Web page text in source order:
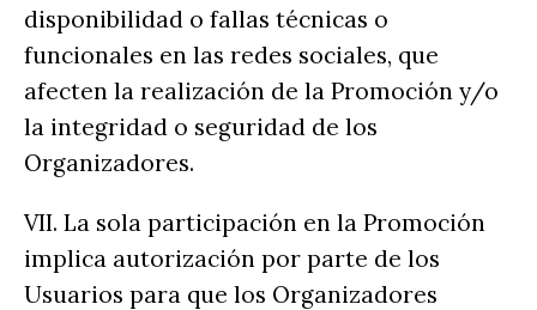
disponibilidad o fallas técnicas o
funcionales en las redes sociales, que
afecten la realización de la Promoción y/o
la integridad o seguridad de los
Organizadores.
VII. La sola participación en la Promoción
implica autorización por parte de los
Usuarios para que los Organizadores